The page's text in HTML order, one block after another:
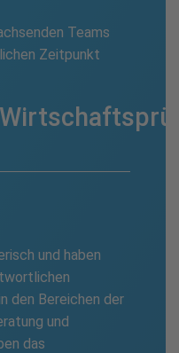
Teams
Zeitpunkt
und haben
den Bereichen der
und
das